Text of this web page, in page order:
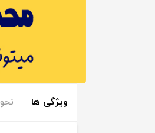
ویژگی ها